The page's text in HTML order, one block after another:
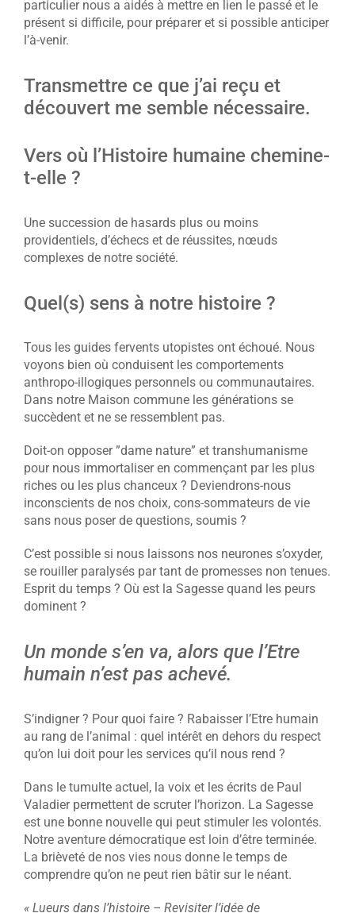
particulier nous a aidés à mettre en lien le passé et le
présent si difficile, pour préparer et si possible anticiper
l’à-venir.
Transmettre ce que j’ai reçu et
découvert me semble nécessaire.
Vers où l’Histoire humaine chemine-
t-elle ?
Une succession de hasards plus ou moins
providentiels, d’échecs et de réussites, nœuds
complexes de notre société.
Quel(s) sens à notre histoire ?
Tous les guides fervents utopistes ont échoué. Nous
voyons bien où conduisent les comportements
anthropo-illogiques personnels ou communautaires.
Dans notre Maison commune les générations se
succèdent et ne se ressemblent pas.
Doit-on opposer ”dame nature” et transhumanisme
pour nous immortaliser en commençant par les plus
riches ou les plus chanceux ? Deviendrons-nous
inconscients de nos choix, cons-sommateurs de vie
sans nous poser de questions, soumis ?
C’est possible si nous laissons nos neurones s’oxyder,
se rouiller paralysés par tant de promesses non tenues.
Esprit du temps ? Où est la Sagesse quand les peurs
dominent ?
Un monde s’en va, alors que l’Etre
humain n’est pas achevé.
S’indigner ? Pour quoi faire ? Rabaisser l’Etre humain
au rang de l’animal : quel intérêt en dehors du respect
qu’on lui doit pour les services qu’il nous rend ?
Dans le tumulte actuel, la voix et les écrits de Paul
Valadier permettent de scruter l’horizon. La Sagesse
est une bonne nouvelle qui peut stimuler les volontés.
Notre aventure démocratique est loin d’être terminée.
La brièveté de nos vies nous donne le temps de
comprendre qu’on ne peut rien bâtir sur le néant.
« Lueurs dans l’histoire – Revisiter l’idée de